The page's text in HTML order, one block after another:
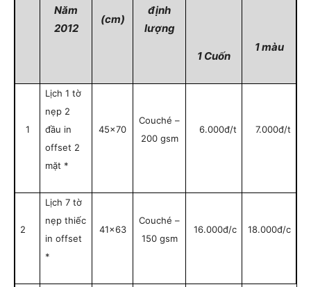
Năm
2012
(cm)
định
lượng
1 Cuốn
1 màu
1
Lịch 1 tờ
nẹp 2
đầu in
offset 2
mặt *
45×70
Couché –
200 gsm
6.000đ/t 7.000đ/t
2
Lịch 7 tờ
nẹp thiếc
in offset
*
41×63
Couché –
150 gsm
16.000đ/c 18.000đ/c